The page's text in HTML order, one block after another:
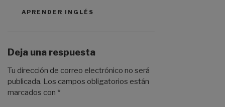
APRENDER INGLÉS
Deja una respuesta
Tu dirección de correo electrónico no será
publicada. Los campos obligatorios están
marcados con *